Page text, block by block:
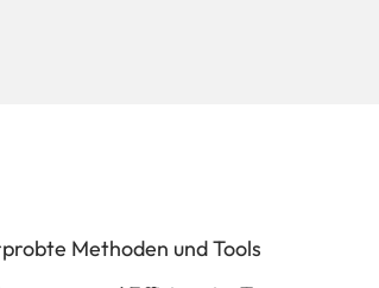
Methoden und Tools